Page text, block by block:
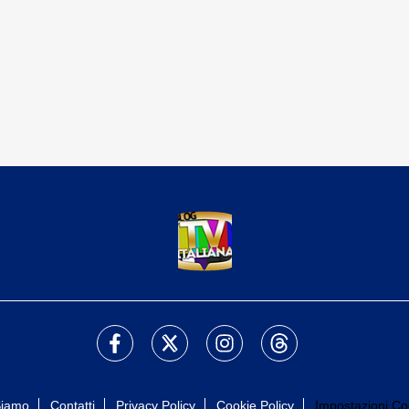
Contatti Privacy Policy Cookie Policy Impostazioni